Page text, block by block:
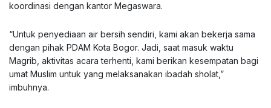
koordinasi dengan kantor Megaswara.
“Untuk penyediaan air bersih sendiri, kami akan bekerja sama
dengan pihak PDAM Kota Bogor. Jadi, saat masuk waktu
Magrib, aktivitas acara terhenti, kami berikan kesempatan bagi
umat Muslim untuk yang melaksanakan ibadah sholat,”
imbuhnya.